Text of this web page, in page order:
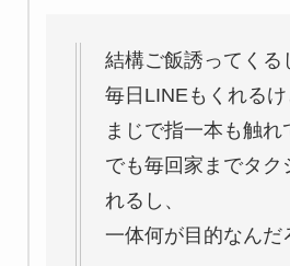
結構ご飯誘ってくる
毎日LINEもくれるけ
まじで指一本も触れ
でも毎回家までタク
れるし、
一体何が目的なんだ